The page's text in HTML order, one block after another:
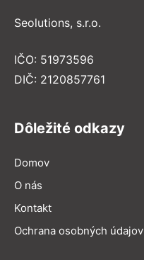
Seolutions, s.r.o.
IČO: 51973596
DIČ: 2120857761
Dôležité odkazy
Domov
O nás
Kontakt
Ochrana osobných údajov